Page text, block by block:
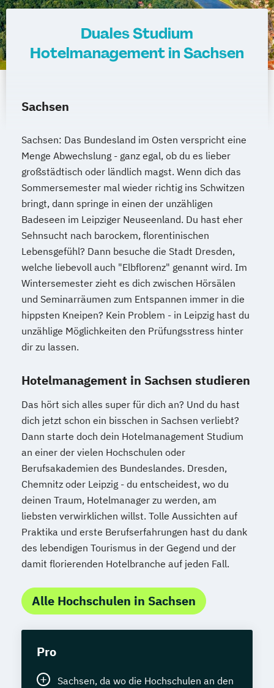
Duales Studium
Hotelmanagement in Sachsen
Sachsen
Sachsen: Das Bundesland im Osten verspricht eine
Menge Abwechslung - ganz egal, ob du es lieber
großstädtisch oder ländlich magst. Wenn dich das
Sommersemester mal wieder richtig ins Schwitzen
bringt, dann springe in einen der unzähligen
Badeseen im Leipziger Neuseenland. Du hast eher
Sehnsucht nach barockem, florentinischen
Lebensgefühl? Dann besuche die Stadt Dresden,
welche liebevoll auch "Elbflorenz" genannt wird. Im
Wintersemester zieht es dich zwischen Hörsälen
und Seminarräumen zum Entspannen immer in die
hippsten Kneipen? Kein Problem - in Leipzig hast du
unzählige Möglichkeiten den Prüfungsstress hinter
dir zu lassen.
Hotelmanagement in Sachsen studieren
Das hört sich alles super für dich an? Und du hast
dich jetzt schon ein bisschen in Sachsen verliebt?
Dann starte doch dein Hotelmanagement Studium
an einer der vielen Hochschulen oder
Berufsakademien des Bundeslandes. Dresden,
Chemnitz oder Leipzig - du entscheidest, wo du
deinen Traum, Hotelmanager zu werden, am
liebsten verwirklichen willst. Tolle Aussichten auf
Praktika und erste Berufserfahrungen hast du dank
des lebendigen Tourismus in der Gegend und der
damit florierenden Hotelbranche auf jeden Fall.
Alle Hochschulen in Sachsen
Pro
Sachsen, da wo die Hochschulen an den